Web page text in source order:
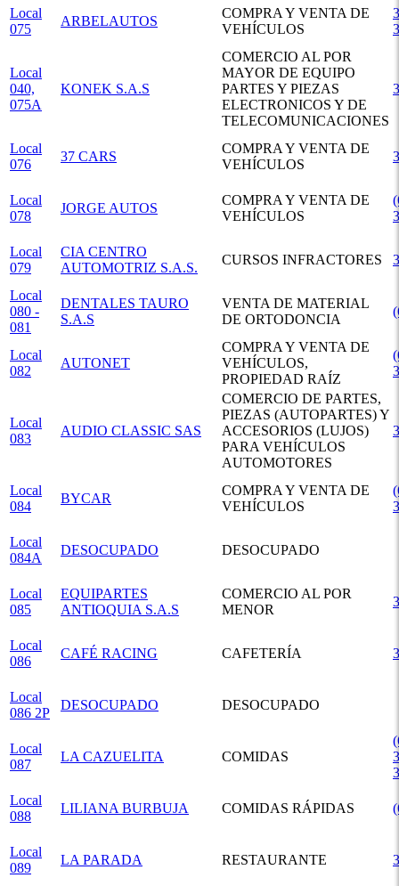
Local
075
ARBELAUTOS
COMPRA Y VENTA DE
VEHÍCULOS
Local
040,
075A
KONEK S.A.S
COMERCIO AL POR
MAYOR DE EQUIPO
PARTES Y PIEZAS
ELECTRONICOS Y DE
TELECOMUNICACIONES
Local
076
37 CARS
COMPRA Y VENTA DE
VEHÍCULOS
Local
078
JORGE AUTOS
COMPRA Y VENTA DE
VEHÍCULOS
Local
079
CIA CENTRO
AUTOMOTRIZ S.A.S.
CURSOS INFRACTORES
Local
080 -
081
DENTALES TAURO
S.A.S
VENTA DE MATERIAL
DE ORTODONCIA
Local
082
AUTONET
COMPRA Y VENTA DE
VEHÍCULOS,
PROPIEDAD RAÍZ
Local
083
AUDIO CLASSIC SAS
COMERCIO DE PARTES,
PIEZAS (AUTOPARTES) Y
ACCESORIOS (LUJOS)
PARA VEHÍCULOS
AUTOMOTORES
Local
084
BYCAR
COMPRA Y VENTA DE
VEHÍCULOS
Local
084A
DESOCUPADO DESOCUPADO
Local
085
EQUIPARTES
ANTIOQUIA S.A.S
COMERCIO AL POR
MENOR
Local
086
CAFÉ RACING CAFETERÍA
Local
086 2P
DESOCUPADO DESOCUPADO
Local
087
LA CAZUELITA COMIDAS
Local
088
LILIANA BURBUJA COMIDAS RÁPIDAS
Local
089
LA PARADA RESTAURANTE